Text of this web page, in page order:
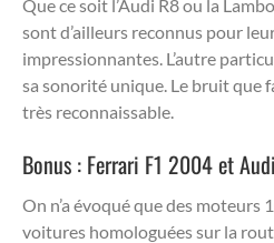
Que ce soit l’Audi R8 ou la
sont d’ailleurs reconnus pour
impressionnantes. L’autre
sa sonorité unique. Le bruit que
très reconnaissable.
Bonus : Ferrari F1 2004 et
On n’a évoqué que des moteurs
voitures homologuées sur la